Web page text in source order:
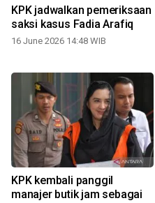
KPK jadwalkan pemeriksaan
saksi kasus Fadia Arafiq
16 June 2026 14:48 WIB
KPK kembali panggil
manajer butik jam sebagai